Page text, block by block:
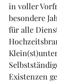
in voller
besondere
für alle
Existenzen